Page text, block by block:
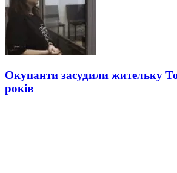
Окупанти засудили жительку
років